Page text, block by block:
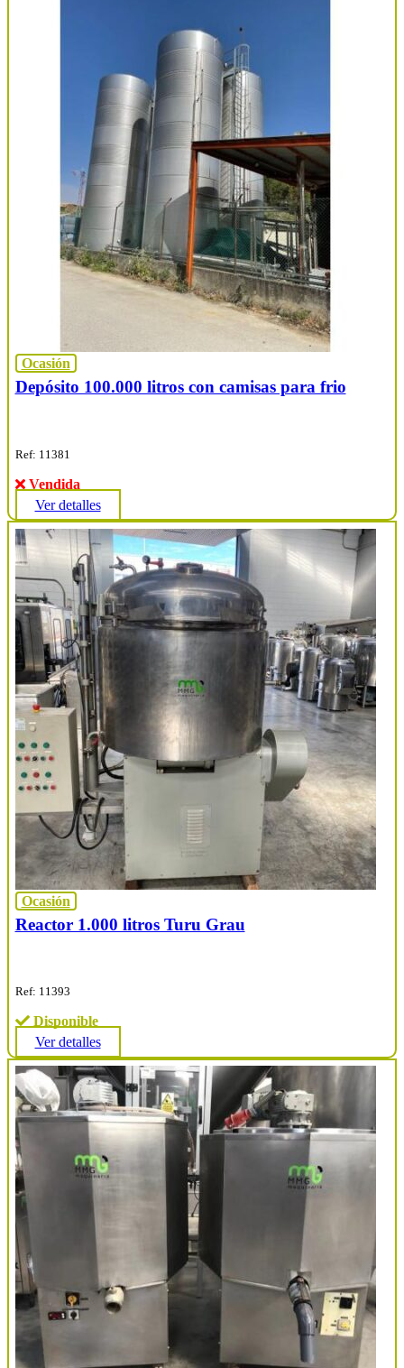
Ocasión
Depósito 100.000 litros con camisas para frio
Ref: 11381
Vendida
Ver detalles
Ocasión
Reactor 1.000 litros Turu Grau
Ref: 11393
Disponible
Ver detalles